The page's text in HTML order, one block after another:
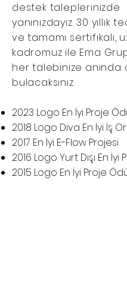
destek taleplerinizde
yanınızdayız. 30 yıllık
ve tamamı sertifikalı,
kadromuz ile Ema
her talebinize anında
bulacaksınız.
2023 Logo En İyi Proje
2018 Logo Diva En İyi İş
​2017 En İyi E-Flow Projesi
2016 Logo Yurt Dışı En İyi
2015 Logo En İyi Proje